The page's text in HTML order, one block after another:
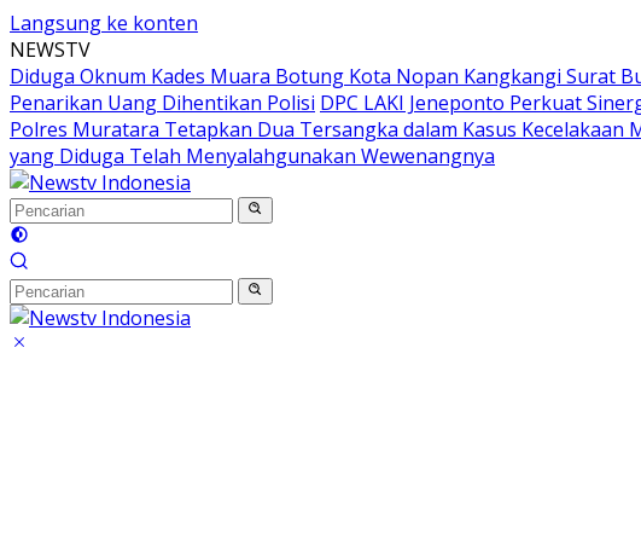
Langsung ke konten
NEWSTV
Diduga Oknum Kades Muara Botung Kota Nopan Kangkangi Surat
Penarikan Uang Dihentikan Polisi DPC LAKI Jeneponto Perkuat
Polres Muratara Tetapkan Dua Tersangka dalam Kasus Kecelakaan
yang Diduga Telah Menyalahgunakan Wewenangnya